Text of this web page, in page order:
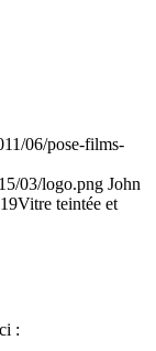
06/pose-films-
03/logo.png John
Vitre teintée et
: